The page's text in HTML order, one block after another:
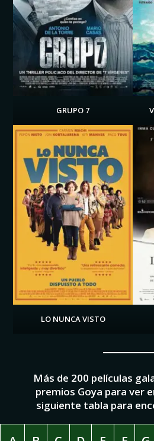
GRUPO 7
LO NUNCA VISTO
Más de 200 películas
premios Goya para ver
siguiente tabla para